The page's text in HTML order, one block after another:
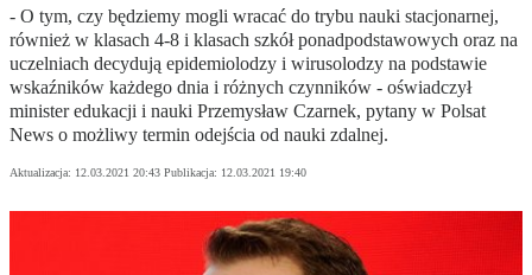
- O tym, czy będziemy mogli wracać do trybu nauki stacjonarnej,
również w klasach 4-8 i klasach szkół ponadpodstawowych oraz na
uczelniach decydują epidemiolodzy i wirusolodzy na podstawie
wskaźników każdego dnia i różnych czynników - oświadczył
minister edukacji i nauki Przemysław Czarnek, pytany w Polsat
News o możliwy termin odejścia od nauki zdalnej.
Aktualizacja: 12.03.2021 20:43 Publikacja: 12.03.2021 19:40